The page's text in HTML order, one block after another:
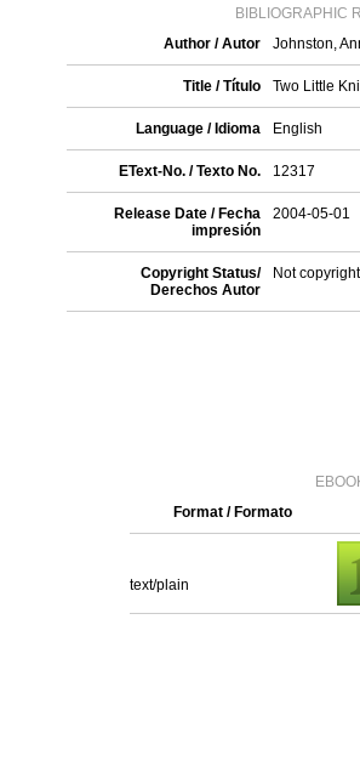
BIBLIOGRAPHIC
Author / Autor
Johnston,
Title / Título Two Little
Language / Idioma English
EText-No. / Texto No. 12317
Release Date / Fecha
impresión
2004-05-01
Copyright Status/
Derechos Autor
Not
Format / Formato
text/plain